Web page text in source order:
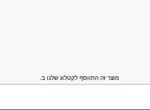
מוצר זה התווסף לקטלוג שלנו ב.